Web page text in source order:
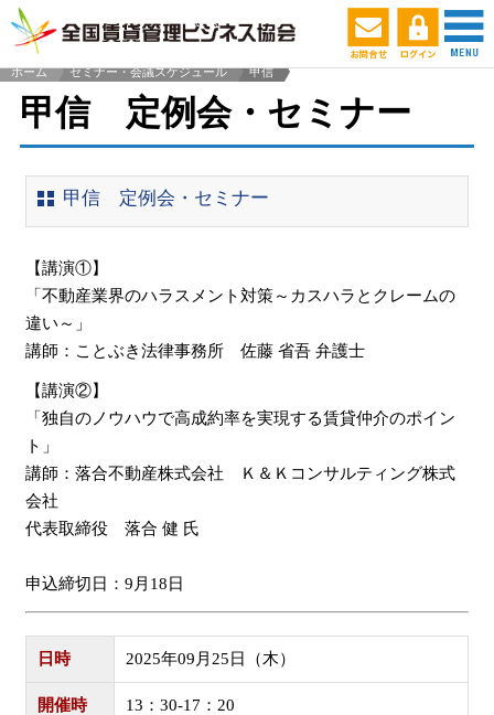
ホーム
セミナー・会議スケジュール
甲信
甲信 定例会・セミナー
甲信 定例会・セミナー
【講演①】
「不動産業界のハラスメント対策～カスハラとクレームの
違い～」
講師：ことぶき法律事務所 佐藤 省吾 弁護士
【講演②】
「独自のノウハウで高成約率を実現する賃貸仲介のポイン
ト」
講師：落合不動産株式会社 Ｋ＆Ｋコンサルティング株式
会社
代表取締役 落合 健 氏
申込締切日：9月18日
日時 2025年09月25日（木）
開催時
13：30-17：20